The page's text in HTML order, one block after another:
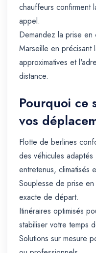
chauffeurs confirment
appel.
Demandez la prise
Marseille en précisant
approximatives et
distance.
Pourquoi ce
vos
Flotte de berlines
des véhicules
entretenus, climatisés
Souplesse de prise
exacte de départ.
Itinéraires optimisés
stabiliser votre temps
Solutions sur mesure